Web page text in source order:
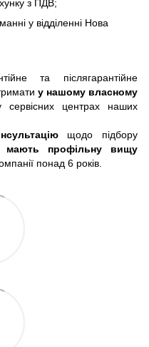
з ПДВ;
у відділенні Нова
та післягарантійне
у нашому власному
центрах наших
щодо підбору
мають профільну вищу
понад 6 років.